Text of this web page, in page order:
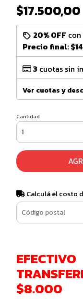
$17.500,00
20% OFF con
Precio final:
3 cuotas sin
Ver cuotas y
Cantidad
Calculá el costo
EFECTIVO
$8.000